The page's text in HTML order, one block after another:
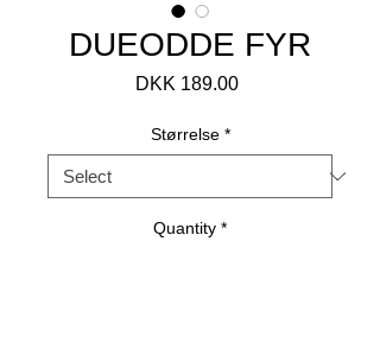
DUEODDE FYR
DKK 189.00Price
Størrelse *
Quantity *